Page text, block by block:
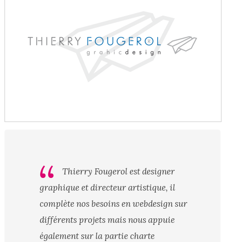
Thierry Fougerol est designer
graphique et directeur artistique, il
complète nos besoins en webdesign sur
différents projets mais nous appuie
également sur la partie charte